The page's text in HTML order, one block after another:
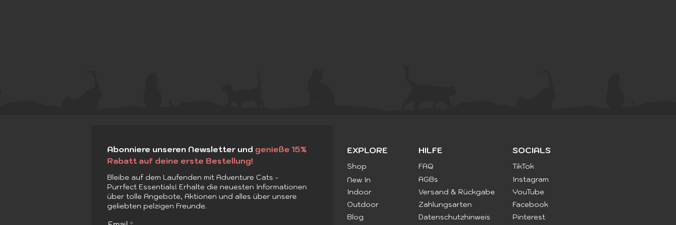
Begegnungen mit
Wildtieren: Deine Katze
Die Richtige Wahl:
Katzengeschirr und Leine
Mit Katze unterwegs:
Sicherheit und Spaß im
Fokus
Abonniere unseren Newsletter und genieße 15%
Rabatt auf deine erste Bestellung!
Bleibe auf dem Laufenden mit Adventure Cats -
Purrfect Essentials! Erhalte die neuesten Informationen
über tolle Angebote, Aktionen und alles über unsere
geliebten pelzigen Freunde.
EXPLORE HILFE
Shop
FAQ
AGBs
Versand & Rückgabe
Zahlungsarten
Blog
Datenschutzhinweis
SOCIALS
TikTok
Instagram
YouTube
Facebook
Pinterest
New In
Indoor
Outdoor